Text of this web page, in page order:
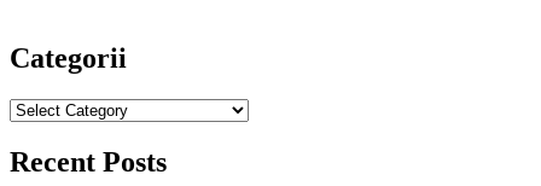
Categorii
Categorii
Recent Posts